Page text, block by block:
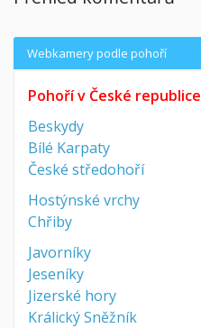
Webkamery podle pohoří
Pohoří v České republice
Beskydy
Bílé Karpaty
České středohoří
Hostýnské vrchy
Chřiby
Javorníky
Jeseníky
Jizerské hory
Králický Sněžník